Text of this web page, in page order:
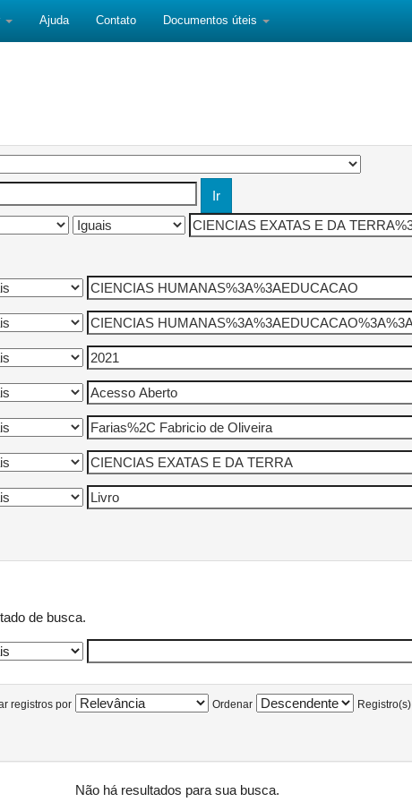
Ajuda Contato Documentos úteis
de busca.
registros por Ordenar Registro(s)
Não há resultados para sua busca.